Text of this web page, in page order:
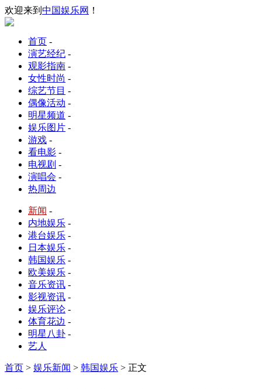
欢迎来到 中国娱乐网 ！
首页 -
演艺经纪 -
观影指南 -
女性时尚 -
综艺节目 -
偶像活动 -
明星频道 -
娱乐图片 -
游戏 -
看电影 -
电视剧 -
演唱会 -
热周边
新闻 -
内地娱乐 -
港台娱乐 -
日本娱乐 -
韩国娱乐 -
欧美娱乐 -
音乐资讯 -
影视资讯 -
娱乐评论 -
体育花边 -
明星八卦 -
艺人
首页 > 娱乐新闻 > 韩国娱乐 > 正文